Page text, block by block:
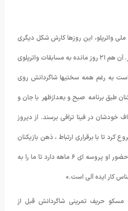
واترپلو، این روزها کارش شکل دیگری
گرفته. جدی تر شده و پرفشارتر. آن هم ۲۱ روز مانده به مسابقات واترپلوی
به رغم همه سختیها شاگردانش روی
طبق برنامه صبح و بعدازظهر با جان و
خودشان در فینا ترافی برسند. از دیروز
تا با برقراری ارتباط ، ذهن بازیکنان
را برای رقابتها آماده کند. البته حضور او پروسه ای ۶ ماهه دارد تا ما را به
کار ایده آلی است.»
مسکو حریف تمرینی شاگردانش قبل از